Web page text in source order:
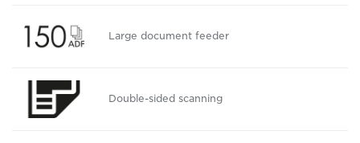
Large document feeder
Double-sided scanning